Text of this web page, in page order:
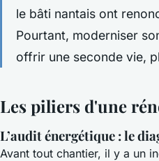
le bâti nantais ont
Pourtant, moderniser
offrir une seconde vie,
Les piliers d'une
L’audit énergétique : le
Avant tout chantier, il y a un